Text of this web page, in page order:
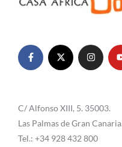
C/ Alfonso XIII, 5. 35003.
Las Palmas de Gran
Tel.: +34 928 432 800